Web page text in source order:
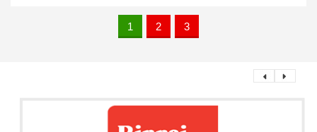
1 2 3